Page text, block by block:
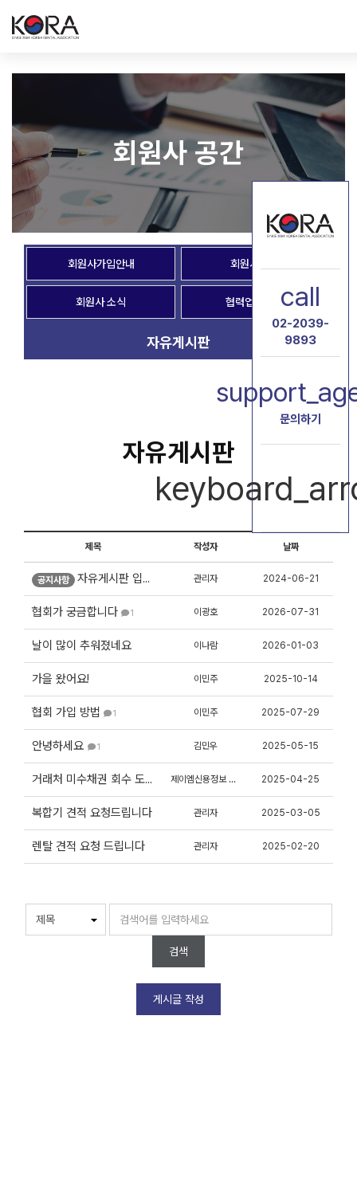
회원사 공간
회원사가입안내 회원사 혜택
회원사 소식 협력업체 공간
자유게시판
자유게시판
제목 작성자 날짜
공지사항 자유게시판 입니다. 회원분들 가입해야 이용 가능합니다. 관리자 2024-06-21
협회가 궁금합니다 1 이광호 2026-07-31
날이 많이 추워졌네요 이나람 2026-01-03
가을 왔어요! 이민주 2025-10-14
협회 가입 방법 1 이민주 2025-07-29
안녕하세요 1 김민우 2025-05-15
거래처 미수채권 회수 도와드립니다. 제이엠신용정보 신상용 2025-04-25
복합기 견적 요청드립니다 관리자 2025-03-05
렌탈 견적 요청 드립니다 관리자 2025-02-20
검색
게시글 작성
call
02-2039-
9893
문의하기